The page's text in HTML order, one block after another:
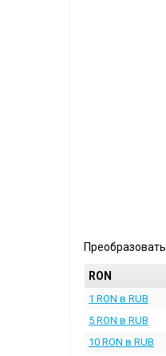
Преобразовать
RON
1 RON в RUB
5 RON в RUB
10 RON в RUB